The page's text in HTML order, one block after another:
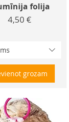
folija
Cena
4,50 €
grozam